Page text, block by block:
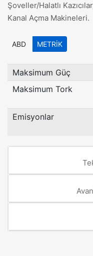
Şoveller/Halatlı
Kanal Açma Makineleri.
ABD METRIK
Maksimum Güç
Maksimum Tork
Emisyonlar